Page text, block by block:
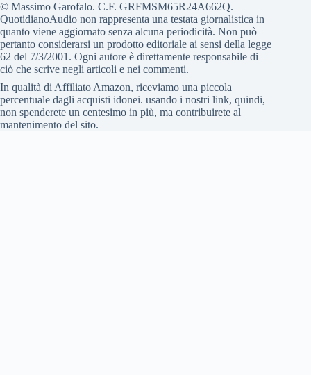
© Massimo Garofalo. C.F. GRFMSM65R24A662Q.
QuotidianoAudio non rappresenta una testata giornalistica in
quanto viene aggiornato senza alcuna periodicità. Non può
pertanto considerarsi un prodotto editoriale ai sensi della legge
62 del 7/3/2001. Ogni autore è direttamente responsabile di
ciò che scrive negli articoli e nei commenti.
In qualità di Affiliato Amazon, riceviamo una piccola
percentuale dagli acquisti idonei. usando i nostri link, quindi,
non spenderete un centesimo in più, ma contribuirete al
mantenimento del sito.